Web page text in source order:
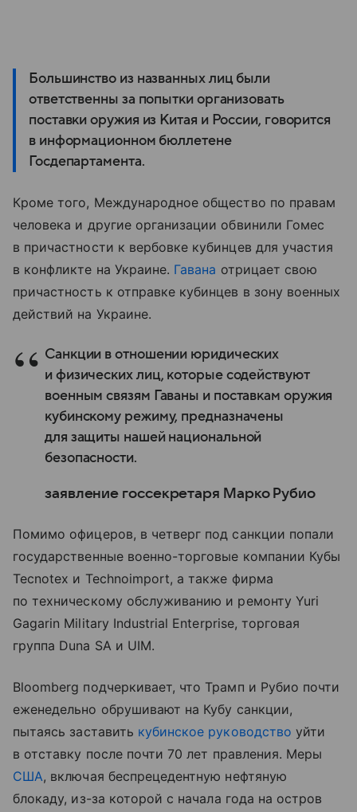
Большинство из названных лиц были
ответственны за попытки организовать
поставки оружия из Китая и России, говорится
в информационном бюллетене
Госдепартамента.
Кроме того, Международное общество по правам
человека и другие организации обвинили Гомес
в причастности к вербовке кубинцев для участия
в конфликте на Украине. Гавана отрицает свою
причастность к отправке кубинцев в зону военных
действий на Украине.
Санкции в отношении юридических
и физических лиц, которые содействуют
военным связям Гаваны и поставкам оружия
кубинскому режиму, предназначены
для защиты нашей национальной
безопасности.
заявление госсекретаря Марко Рубио
Помимо офицеров, в четверг под санкции попали
государственные военно-торговые компании Кубы
Tecnotex и Technoimport, а также фирма
по техническому обслуживанию и ремонту Yuri
Gagarin Military Industrial Enterprise, торговая
группа Duna SA и UIM.
Bloomberg подчеркивает, что Трамп и Рубио почти
еженедельно обрушивают на Кубу санкции,
пытаясь заставить кубинское руководство уйти
в отставку после почти 70 лет правления. Меры
США, включая беспрецедентную нефтяную
блокаду, из-за которой с начала года на остров